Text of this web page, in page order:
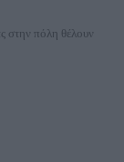
στην πόλη θέλουν